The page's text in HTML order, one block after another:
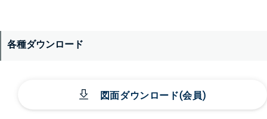
各種ダウンロード
図面ダウンロード(会員)